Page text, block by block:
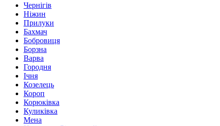
Чернігів
Ніжин
Прилуки
Бахмач
Бобровиця
Борзна
Варва
Городня
Ічня
Козелець
Короп
Корюківка
Куликівка
Мена